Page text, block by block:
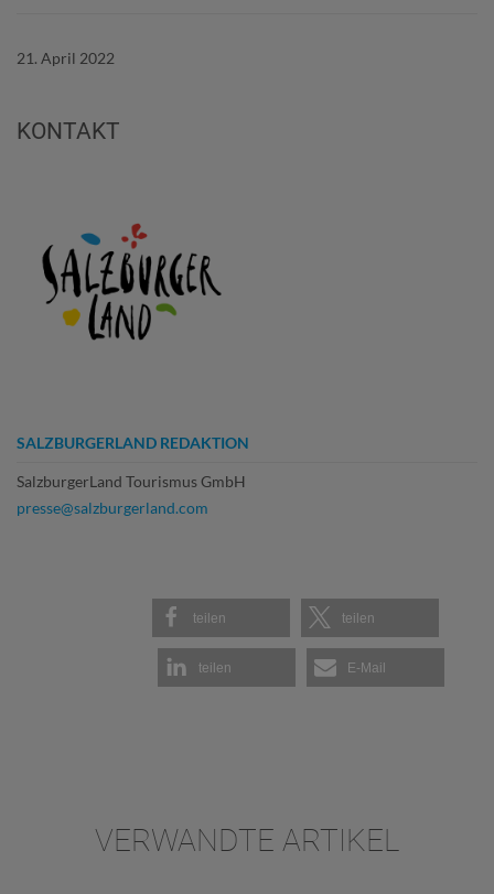
21. April 2022
KONTAKT
SALZBURGERLAND REDAKTION
SalzburgerLand Tourismus GmbH
presse@salzburgerland.com
teilen teilen
teilen E-Mail
VERWANDTE ARTIKEL